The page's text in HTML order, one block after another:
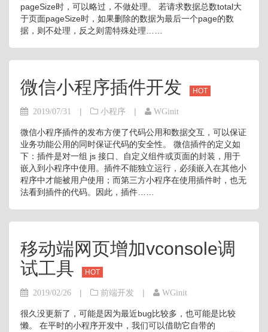
pageSize时，可以略过，不做处理。 若请求数据总数total大
于页面pageSize时，如果删除的数据为最后一个page的数
据，则不处理，反之则需特殊处理……
微信小程序插件开发 HOT
2019/07/31 | 小程序 | WGinit
微信小程序插件的发布方便了代码公用和数据交互，可以保证
业务功能公用的同时保证代码的安全性。 微信插件的定义如
下：插件是对一组 js 接口、自定义组件或页面的封装，用于
嵌入到小程序中使用。插件不能独立运行，必须嵌入在其他小
程序中才能被用户使用；而第三方小程序在使用插件时，也无
法看到插件的代码。因此，插件……
移动端网页增加vconsole调
试工具
HOT
2019/02/26 | 前端开发 | WGinit
很久没更新了，可能是因为最近bug比较多，也可能是比较
懒。 在平时的小程序开发中，我们可以借助它自带的